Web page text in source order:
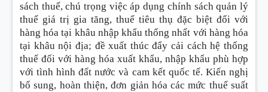
sách thuế, chú trọng việc áp dụng chính sách quản lý
thuế giá trị gia tăng, thuế tiêu thụ đặc biệt đối với
hàng hóa tại khâu nhập khẩu thốngnhất với hàng hóa
tại khâu nội địa; đề xuất thúc đẩy cải cách hệ thống
thuế đối với hàng hóa xuất khẩu, nhập khẩu phù hợp
với tình hình đất nước và cam kết quốc tế. Kiến nghị
bổ sung, hoàn thiện, đơn giản hóa các mức thuế suất